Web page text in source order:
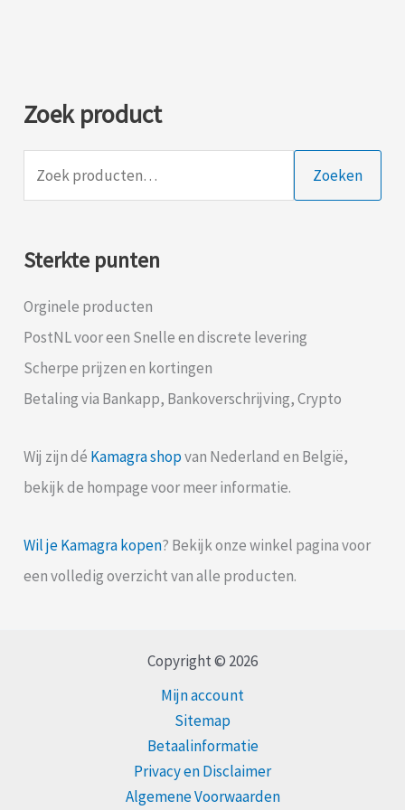
Zoek product
Zoeken
Sterkte punten
Orginele producten
PostNL voor een Snelle en discrete levering
Scherpe prijzen en kortingen
Betaling via Bankapp, Bankoverschrijving, Crypto
Wij zijn dé Kamagra shopvan Nederland en België,
bekijk de hompage voor meer informatie.
Wil je Kamagra kopen? Bekijk onze winkel pagina voor
een volledig overzicht van alle producten.
Copyright © 2026
Mijn account
Sitemap
Betaalinformatie
Privacy en Disclaimer
Algemene Voorwaarden